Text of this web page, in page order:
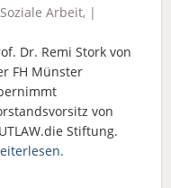
Soziale Arbeit, |
Dr. Remi Stork von
FH Münster
von
Stiftung.